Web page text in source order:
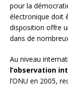
pour la
électronique doit
disposition offre
dans de
Au niveau
l’observation
l’ONU en 2005,